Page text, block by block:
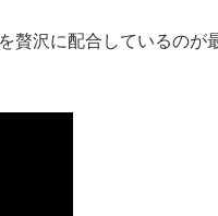
贅沢に配合しているのが